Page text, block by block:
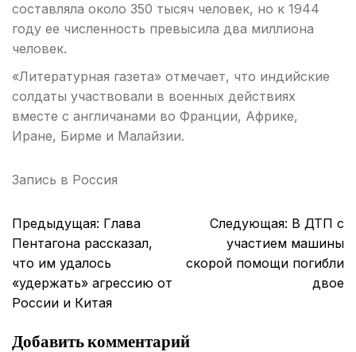
составляла около 350 тысяч человек, но к 1944
году ее численность превысила два миллиона
человек.
«Литературная газета» отмечает, что индийские
солдаты участвовали в военных действиях
вместе с англичанами во Франции, Африке,
Иране, Бирме и Малайзии.
Запись в Россия
Навигация
по
Предыдущая: Глава
Пентагона рассказал,
что им удалось
«удержать» агрессию от
России и Китая
Следующая: В ДТП с
участием машины
скорой помощи погибли
двое
Добавить комментарий